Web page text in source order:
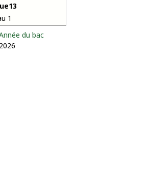
1
du bac
2026